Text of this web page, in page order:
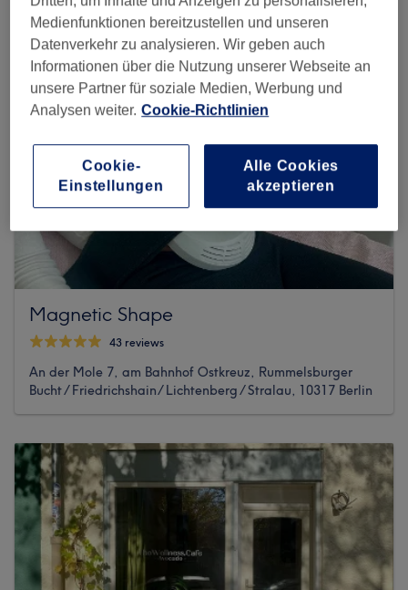
Magnetic Shape
43 reviews
An der Mole 7, am Bahnhof Ostkreuz, Rummelsburger
Bucht / Friedrichshain/ Lichtenberg / Stralau, 10317 Berlin
Medienfunktionen bereitzustellen und unseren
Datenverkehr zu analysieren. Wir geben auch
Informationen über die Nutzung unserer Webseite an
unsere Partner für soziale Medien, Werbung und
Analysen weiter. Cookie-Richtlinien
Cookie-
Einstellungen
Alle Cookies
akzeptieren